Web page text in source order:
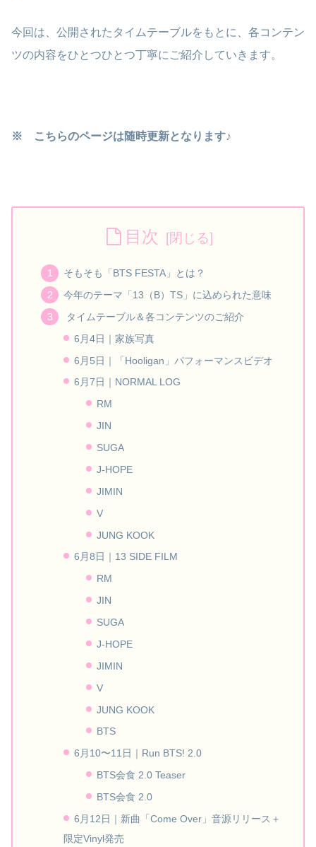
今回は、公開されたタイムテーブルをもとに、各コンテン
ツの内容をひとつひとつ丁寧にご紹介していきます。
※ こちらのページは随時更新となります♪
目次
そもそも「BTS FESTA」とは？
今年のテーマ「13（B）TS」に込められた意味
タイムテーブル＆各コンテンツのご紹介
6月4日｜家族写真
6月5日｜「Hooligan」パフォーマンスビデオ
6月7日｜NORMAL LOG
RM
JIN
SUGA
J-HOPE
JIMIN
V
JUNG KOOK
6月8日｜13 SIDE FILM
RM
JIN
SUGA
J-HOPE
JIMIN
V
JUNG KOOK
BTS
6月10〜11日｜Run BTS! 2.0
BTS会食 2.0 Teaser
BTS会食 2.0
6月12日｜新曲「Come Over」音源リリース＋
限定Vinyl発売